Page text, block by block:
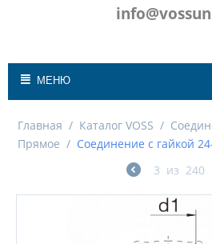
МЕНЮ
Главная / Каталог VOSS /
Прямое / Соединение с гайкой
3 из 240